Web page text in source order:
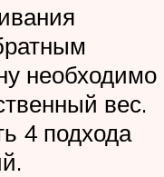
необходимо
вес.
4 подхода